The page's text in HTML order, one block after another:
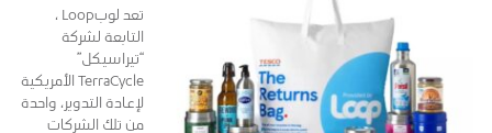
تعد لوبLoop ،
التابعة لشركة
“تيراسيكل”
TerraCycle الأمريكية
لإعادة التدوير، واحدة
من تلك الشركات